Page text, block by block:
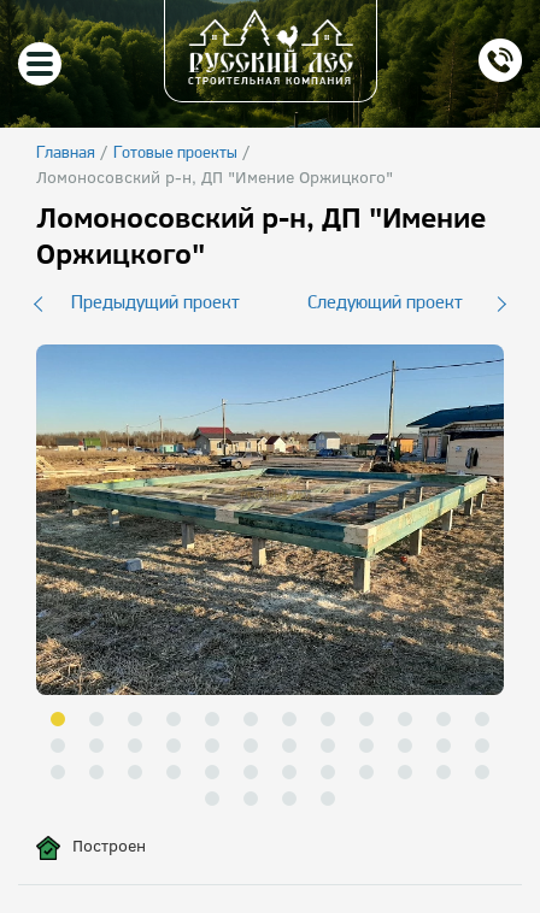
Главная / Готовые проекты /
Ломоносовский р-н, ДП "Имение Оржицкого"
Ломоносовский р-н, ДП "Имение
Оржицкого"
Предыдущий проект Следующий проект
Построен